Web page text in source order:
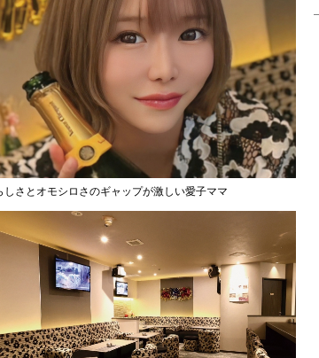
しさとオモシロさのギャップが激しい愛子ママ